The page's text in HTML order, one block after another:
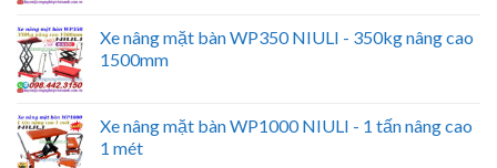
Xe nâng mặt bàn WP350 NIULI - 350kg nâng cao
1500mm
Xe nâng mặt bàn WP1000 NIULI - 1 tấn nâng cao
1 mét